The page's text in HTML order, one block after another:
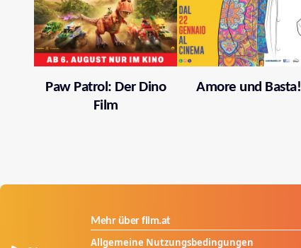
Paw Patrol: Der Dino
Film
Amore und Basta!
Mehr über film.at
Allgemeine Nutzungsbedingungen